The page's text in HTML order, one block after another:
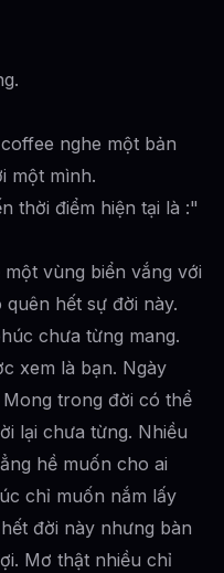
nghe một bản
một mình.
thời điểm hiện tại là :"
vùng biển vắng với
hết sự đời này.
chưa từng mang.
xem là bạn. Ngày
trong đời có thể
lại chưa từng. Nhiều
hề muốn cho ai
chỉ muốn nắm lấy
đời này nhưng bàn
Mơ thật nhiều chỉ